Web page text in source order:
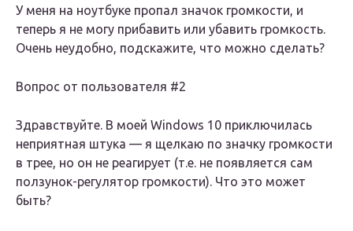
У меня на ноутбуке пропал значок громкости, и
теперь я не могу прибавить или убавить громкость.
Очень неудобно, подскажите, что можно сделать?
Вопрос от пользователя #2
Здравствуйте. В моей Windows 10 приключилась
неприятная штука — я щелкаю по значку громкости
в трее, но он не реагирует (т.е. не появляется сам
ползунок-регулятор громкости). Что это может
быть?